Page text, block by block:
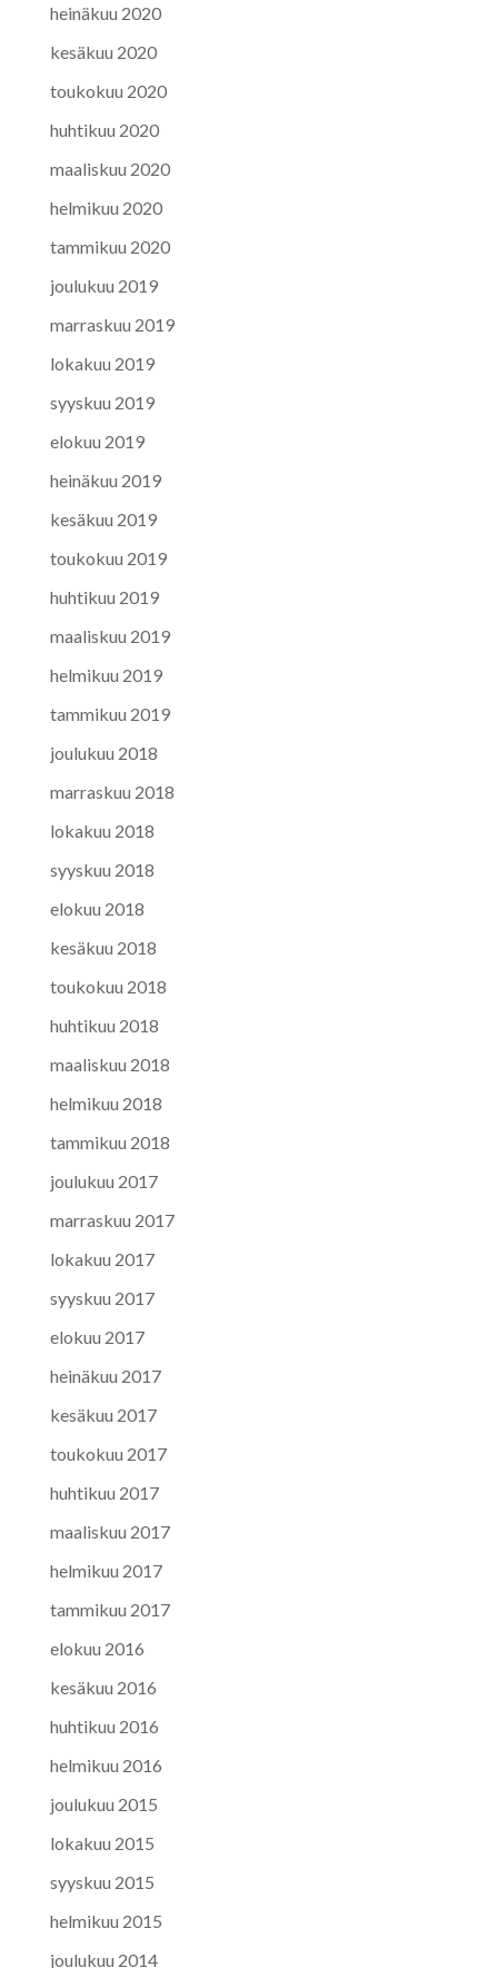
heinäkuu 2020
kesäkuu 2020
toukokuu 2020
huhtikuu 2020
maaliskuu 2020
helmikuu 2020
tammikuu 2020
joulukuu 2019
marraskuu 2019
lokakuu 2019
syyskuu 2019
elokuu 2019
heinäkuu 2019
kesäkuu 2019
toukokuu 2019
huhtikuu 2019
maaliskuu 2019
helmikuu 2019
tammikuu 2019
joulukuu 2018
marraskuu 2018
lokakuu 2018
syyskuu 2018
elokuu 2018
kesäkuu 2018
toukokuu 2018
huhtikuu 2018
maaliskuu 2018
helmikuu 2018
tammikuu 2018
joulukuu 2017
marraskuu 2017
lokakuu 2017
syyskuu 2017
elokuu 2017
heinäkuu 2017
kesäkuu 2017
toukokuu 2017
huhtikuu 2017
maaliskuu 2017
helmikuu 2017
tammikuu 2017
elokuu 2016
kesäkuu 2016
huhtikuu 2016
helmikuu 2016
joulukuu 2015
lokakuu 2015
syyskuu 2015
helmikuu 2015
joulukuu 2014